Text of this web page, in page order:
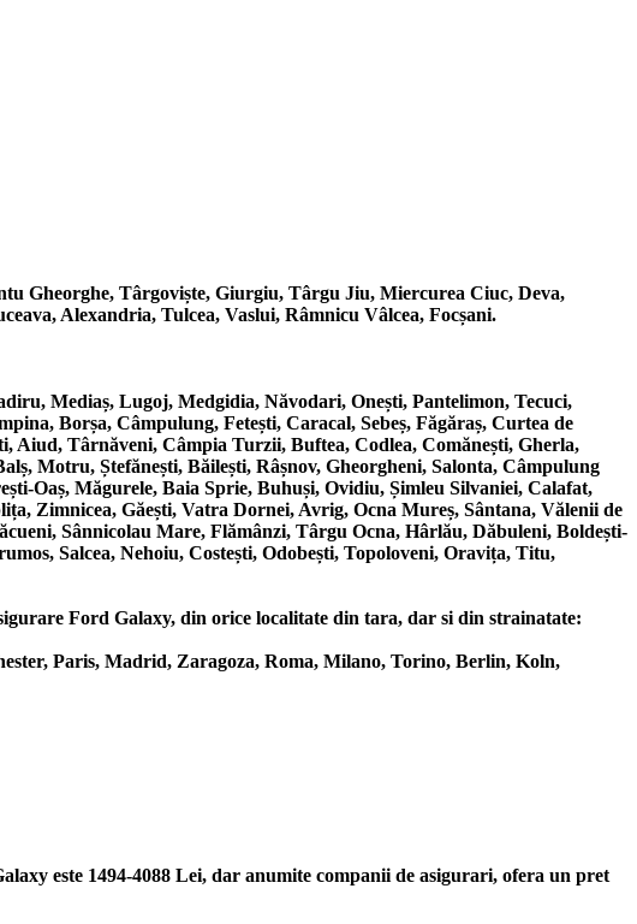
Gheorghe, Târgoviște, Giurgiu, Târgu Jiu, Miercurea Ciuc, Deva,
Alexandria, Tulcea, Vaslui, Râmnicu Vâlcea, Focșani.
Mediaș, Lugoj, Medgidia, Năvodari, Onești, Pantelimon, Tecuci,
Borșa, Câmpulung, Fetești, Caracal, Sebeș, Făgăraș, Curtea de
Aiud, Târnăveni, Câmpia Turzii, Buftea, Codlea, Comănești, Gherla,
Motru, Ștefănești, Băilești, Râșnov, Gheorgheni, Salonta, Câmpulung
Oaș, Măgurele, Baia Sprie, Buhuși, Ovidiu, Șimleu Silvaniei, Calafat,
Zimnicea, Găești, Vatra Dornei, Avrig, Ocna Mureș, Sântana, Vălenii de
Sânnicolau Mare, Flămânzi, Târgu Ocna, Hârlău, Dăbuleni, Boldești-
Salcea, Nehoiu, Costești, Odobești, Topoloveni, Oravița, Titu,
Ford Galaxy, din orice localitate din tara, dar si din strainatate:
Paris, Madrid, Zaragoza, Roma, Milano, Torino, Berlin, Koln,
este 1494-4088 Lei, dar anumite companii de asigurari, ofera un pret